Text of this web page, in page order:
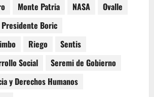
Monte Patria NASA
Ovalle
Presidente Boric
Riego
Sentis
Social
Seremi de Gobierno
y Derechos Humanos